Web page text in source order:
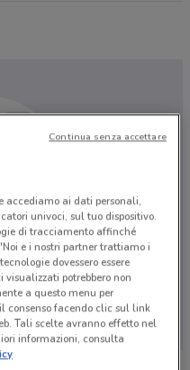
abbiamo pubblicato
Riprova più tardi.
accediamo ai dati personali,
univoci, sul tuo dispositivo.
di tracciamento affinché
e i nostri partner trattiamo i
dovessero essere
potrebbero non
a questo menu per
consenso facendo clic sul link
Tali scelte avranno effetto nel
informazioni, consulta
Continua senza accettare